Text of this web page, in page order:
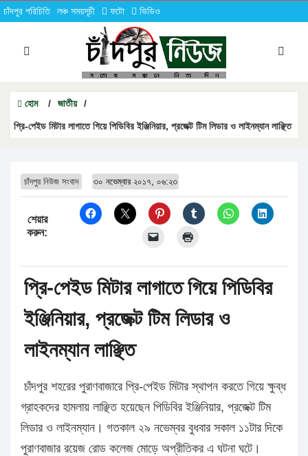
চাঁদপুর পরিচিতি লঞ্চ সময়সূচী ফটো ভিডিও
হোম / জাতীয় /
প্রি-পেইড মিটার লাগাতে গিয়ে পিডিবির ইঞ্জিনিয়ার, প্রজেক্ট টিম লিডার ও লাইনম্যান লাঞ্ছিত
চাঁদপুর নিউজ সংবাদ ৩০ নভেম্বার ২০১৭, ০৬:২৩
শেয়ার
করুন:
প্রি-পেইড মিটার লাগাতে গিয়ে পিডিবির
ইঞ্জিনিয়ার, প্রজেক্ট টিম লিডার ও
লাইনম্যান লাঞ্ছিত
চাঁদপুর শহরের পুরাণবাজারে প্রি-পেইড মিটার স্থাপন করতে গিয়ে ক্ষুব্ধ
গ্রাহকদের হামলায় লাঞ্ছিত হয়েছেন পিডিবির ইঞ্জিনিয়ার, প্রজেক্ট টিম
লিডার ও লাইনম্যান। গতকাল ২৯ নভেম্বর বুধবার সকাল ১১টার দিকে
পুরাণবাজার রয়েজ রোড কলেজ মোড়ে অপ্রীতিকর এ ঘটনা ঘটে।